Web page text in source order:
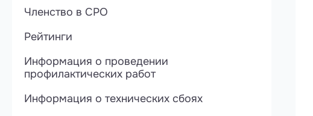
Членство в СРО
Рейтинги
Информация о проведении
профилактических работ
Информация о технических сбоях